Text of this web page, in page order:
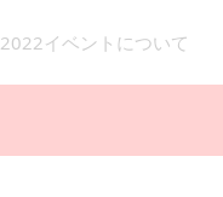
2022イベントについて